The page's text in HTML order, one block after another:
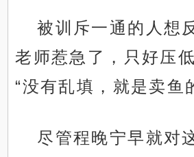
被训斥一通的人想
老师惹急了，只好压
“没有乱填，就是卖鱼
尽管程晚宁早就对